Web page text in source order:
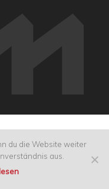
du die Website weiter
aus.